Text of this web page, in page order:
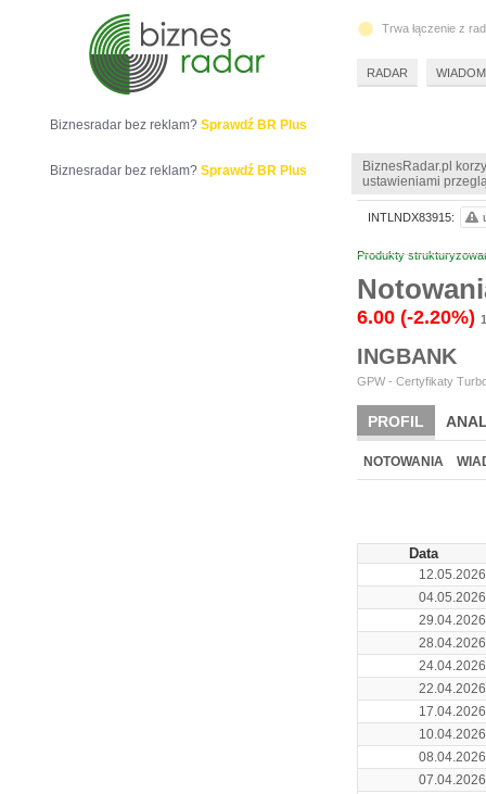
BiznesRadar.pl
ustawieniami
Produkty
6.00 (-2.20%)
INGBANK
GPW - Certyfikaty
PROFIL
NOTOWANIA
Data
12.05.2026
04.05.2026
29.04.2026
28.04.2026
24.04.2026
22.04.2026
17.04.2026
10.04.2026
08.04.2026
07.04.2026
INTLNDX83915:
Biznesradar bez reklam? Sprawdź BR Plus
Biznesradar bez reklam? Sprawdź BR Plus
Trwa łączenie z
RADAR